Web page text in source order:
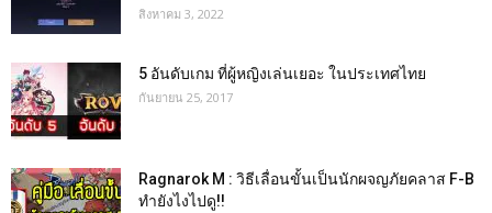
สิงหาคม 3, 2022
5 อันดับเกม ที่ผู้หญิงเล่นเยอะ ในประเทศไทย
กันยายน 25, 2017
Ragnarok M : วิธีเลื่อนขั้นเป็นนักผจญภัยคลาส F-B
ทำยังไงไปดู!!